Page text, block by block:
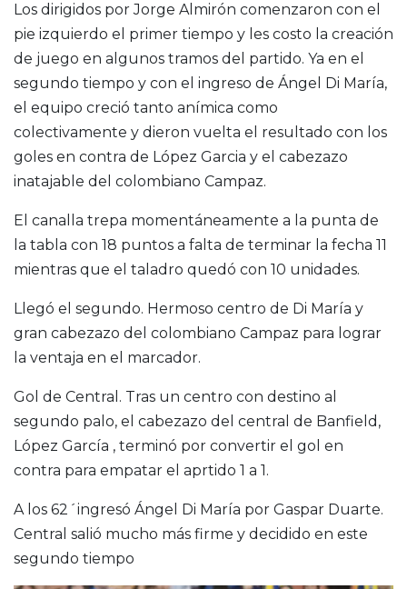
Los dirigidos por Jorge Almirón comenzaron con el
pie izquierdo el primer tiempo y les costo la creación
de juego en algunos tramos del partido. Ya en el
segundo tiempo y con el ingreso de Ángel Di María,
el equipo creció tanto anímica como
colectivamente y dieron vuelta el resultado con los
goles en contra de López Garcia y el cabezazo
inatajable del colombiano Campaz.
El canalla trepa momentáneamente a la punta de
la tabla con 18 puntos a falta de terminar la fecha 11
mientras que el taladro quedó con 10 unidades.
Llegó el segundo. Hermoso centro de Di María y
gran cabezazo del colombiano Campaz para lograr
la ventaja en el marcador.
Gol de Central. Tras un centro con destino al
segundo palo, el cabezazo del central de Banfield,
López García , terminó por convertir el gol en
contra para empatar el aprtido 1 a 1.
A los 62´ingresó Ángel Di María por Gaspar Duarte.
Central salió mucho más firme y decidido en este
segundo tiempo